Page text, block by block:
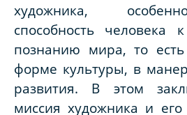
художника,
способность человека
познанию мира, то
форме культуры, в
развития. В этом
миссия художника и